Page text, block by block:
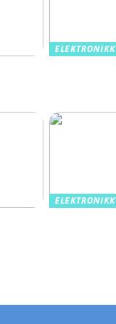
ELEKTRONIKK
ELEKTRONIKK